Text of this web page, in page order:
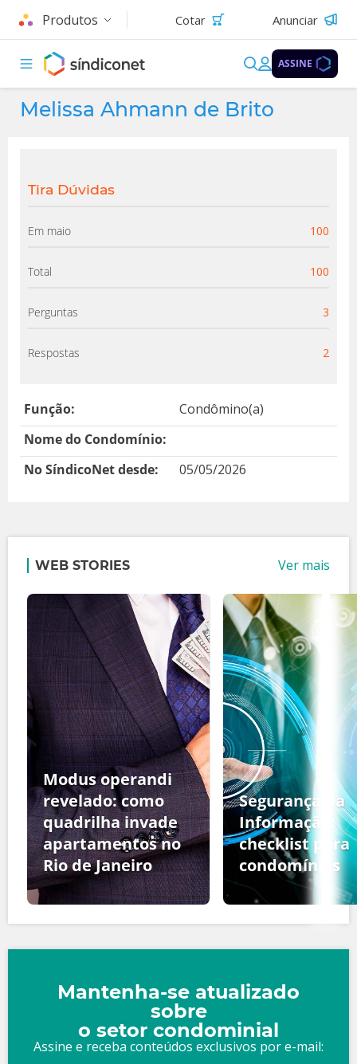
Produtos Cotar Anunciar
ASSINE
Melissa Ahmann de Brito
Tira Dúvidas
Em maio 100
Total 100
Perguntas 3
Respostas 2
Função:
Condômino(a)
Nome do Condomínio:
No SíndicoNet desde:
05/05/2026
WEB STORIES Ver mais
Modus operandi
revelado: como
quadrilha invade
apartamentos no
Rio de Janeiro
Segurança da
Informação:
checklist para
condomínios
Mantenha-se atualizado
sobre
o setor condominial
Assine e receba conteúdos exclusivos por e-mail: